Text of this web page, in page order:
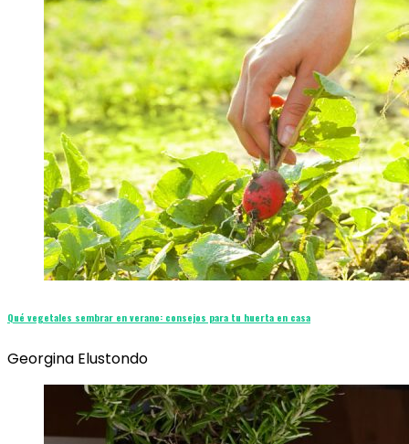
Qué vegetales sembrar en verano: consejos para tu huerta en casa
Georgina Elustondo